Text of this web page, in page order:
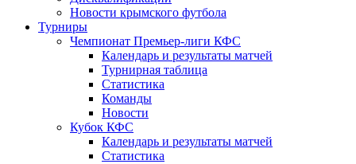
Новости крымского футбола
Турниры
Чемпионат Премьер-лиги КФС
Календарь и результаты матчей
Турнирная таблица
Статистика
Команды
Новости
Кубок КФС
Календарь и результаты матчей
Статистика